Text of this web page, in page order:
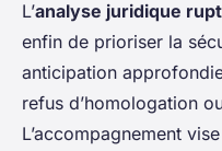
L’analyse juridique
enfin de prioriser la
anticipation
refus d’homologation
L’accompagnement